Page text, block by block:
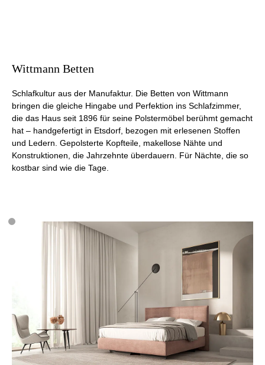
Wittmann Betten
Schlafkultur aus der Manufaktur. Die Betten von Wittmann
bringen die gleiche Hingabe und Perfektion ins Schlafzimmer,
die das Haus seit 1896 für seine Polstermöbel berühmt gemacht
hat – handgefertigt in Etsdorf, bezogen mit erlesenen Stoffen
und Ledern. Gepolsterte Kopfteile, makellose Nähte und
Konstruktionen, die Jahrzehnte überdauern. Für Nächte, die so
kostbar sind wie die Tage.